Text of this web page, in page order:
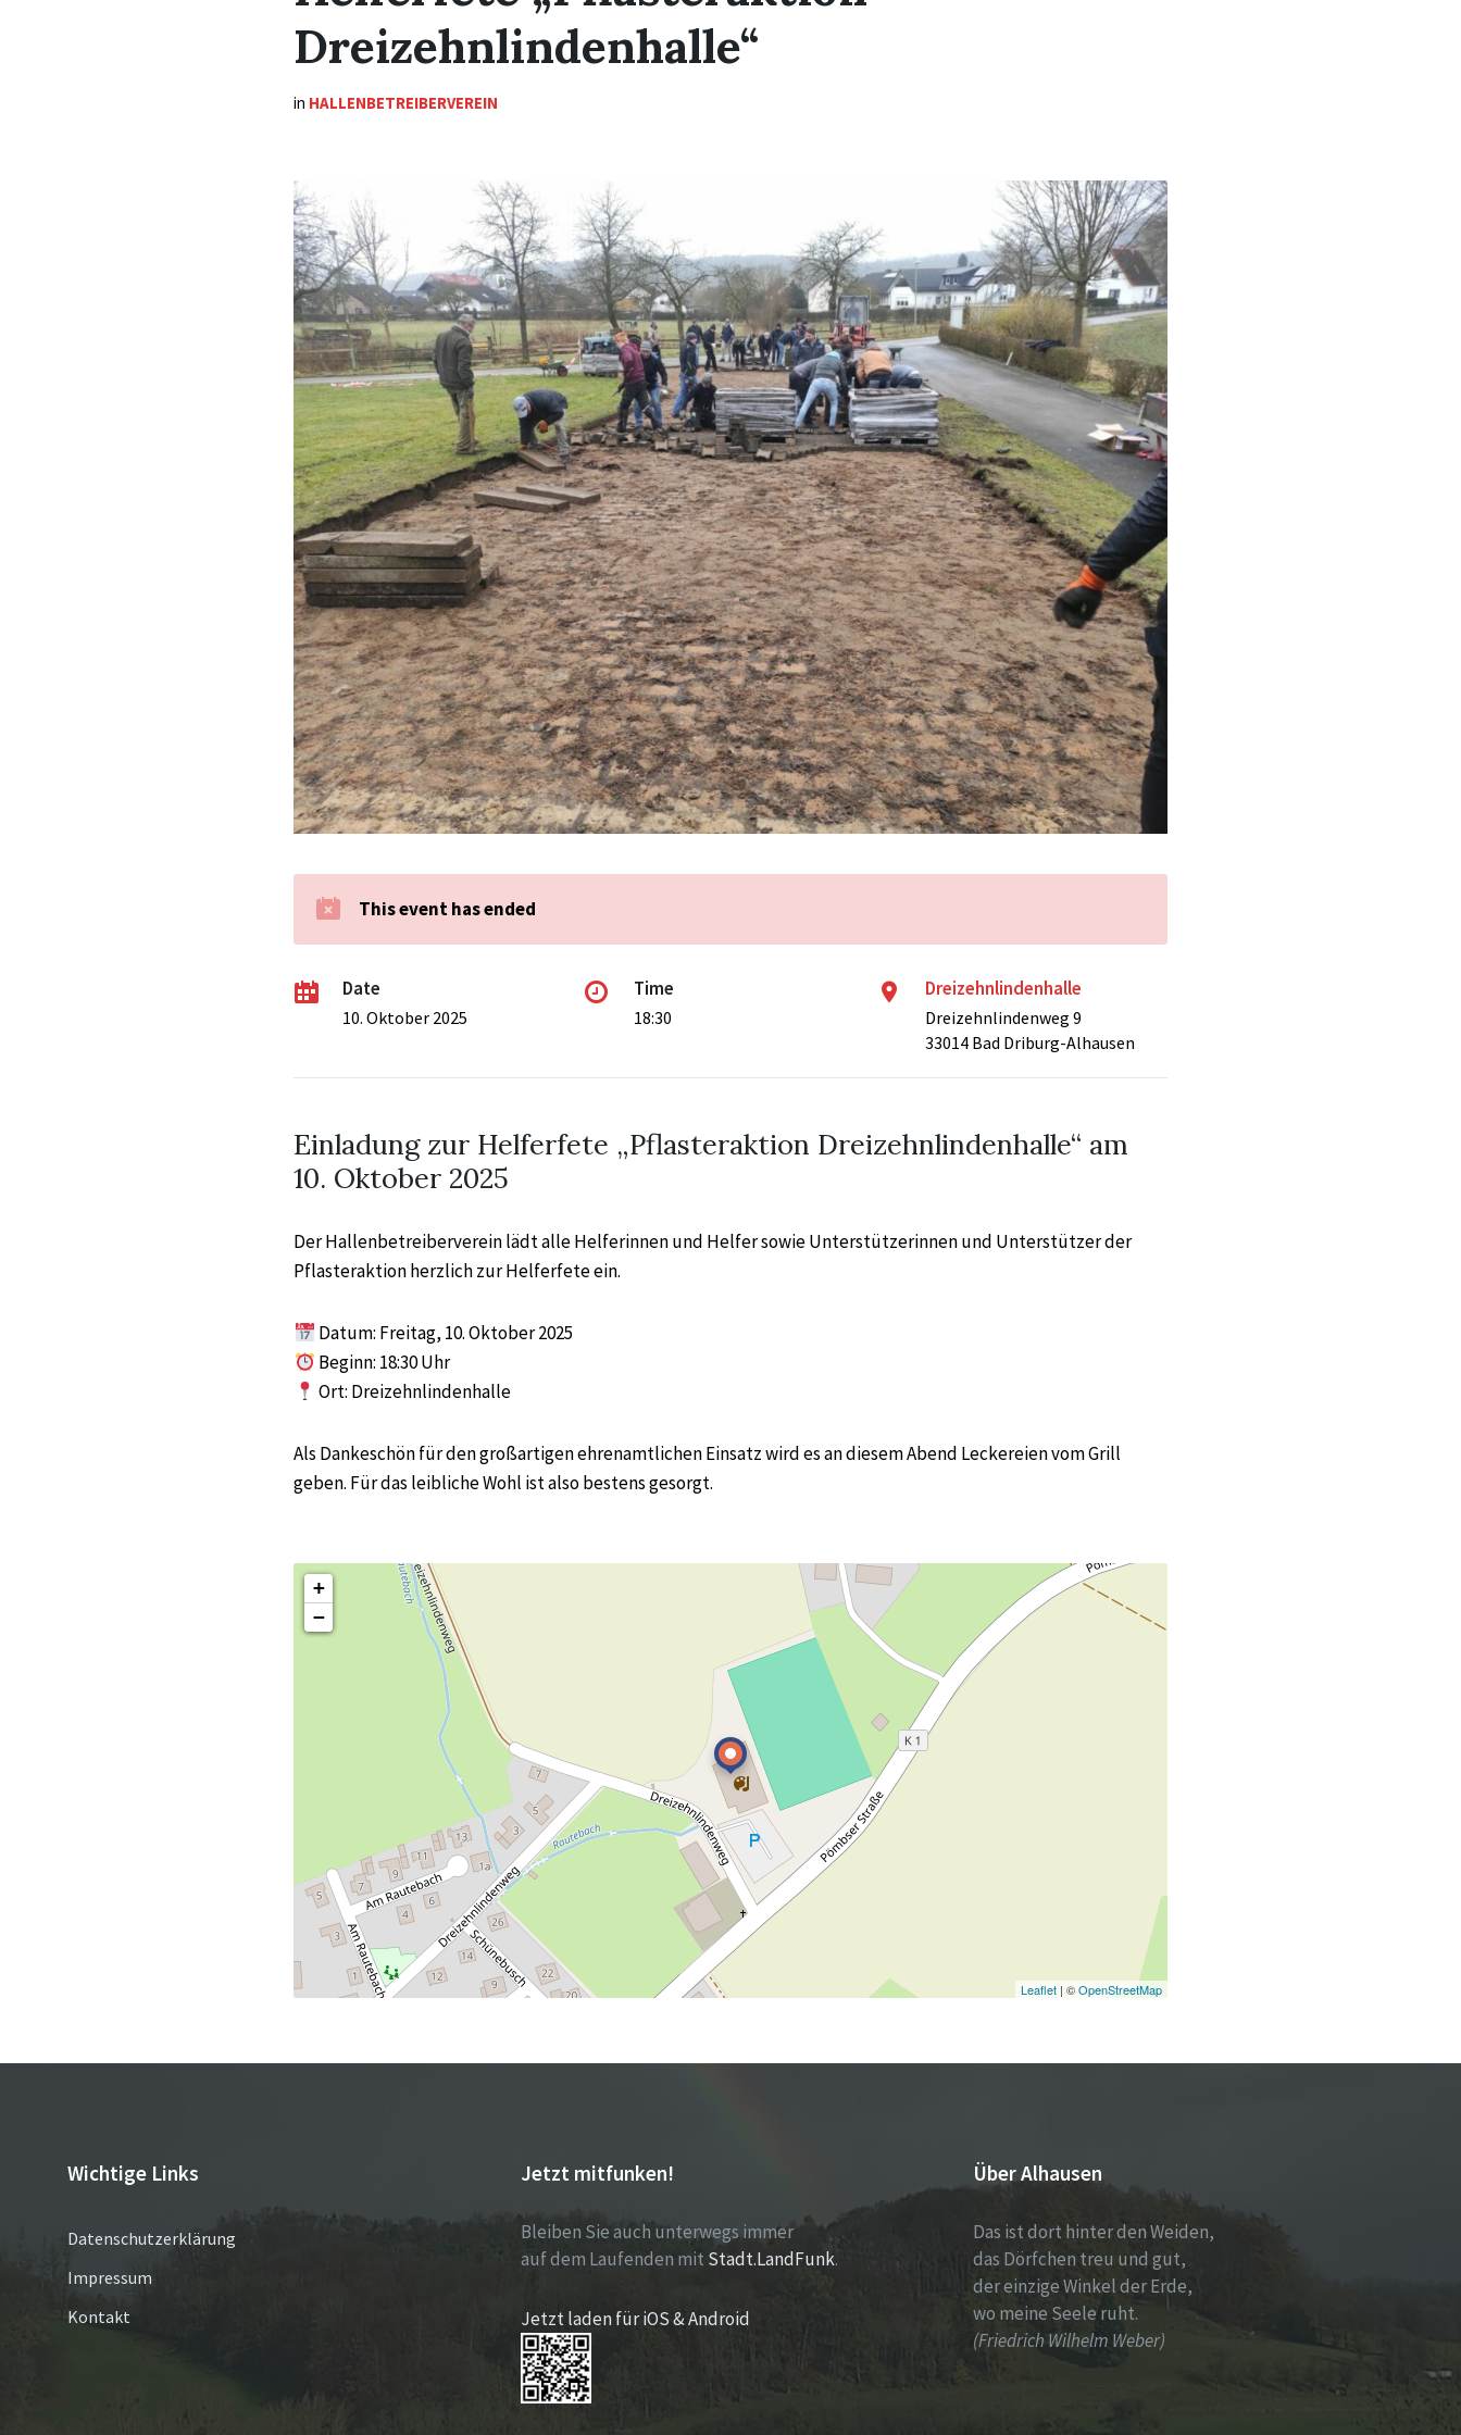
Dreizehnlindenhalle“
in HALLENBETREIBERVEREIN
This event has ended
Date
10. Oktober 2025
Time
18:30
Dreizehnlindenhalle
Dreizehnlindenweg 9
33014 Bad Driburg-Alhausen
Einladung zur Helferfete „Pflasteraktion Dreizehnlindenhalle“ am
10. Oktober 2025
Der Hallenbetreiberverein lädt alle Helferinnen und Helfer sowie Unterstützerinnen und Unterstützer der
Pflasteraktion herzlich zur Helferfete ein.
Datum: Freitag, 10. Oktober 2025
Beginn: 18:30 Uhr
Ort: Dreizehnlindenhalle
Als Dankeschön für den großartigen ehrenamtlichen Einsatz wird es an diesem Abend Leckereien vom Grill
geben. Für das leibliche Wohl ist also bestens gesorgt.
+
−
Leaflet| ©OpenStreetMap
Wichtige Links
Datenschutzerklärung
Impressum
Kontakt
Jetzt mitfunken!
Bleiben Sie auch unterwegs immer
auf dem Laufenden mit Stadt.LandFunk.
Jetzt laden für iOS & Android
Über Alhausen
Das ist dort hinter den Weiden,
das Dörfchen treu und gut,
der einzige Winkel der Erde,
wo meine Seele ruht.
(Friedrich Wilhelm Weber)